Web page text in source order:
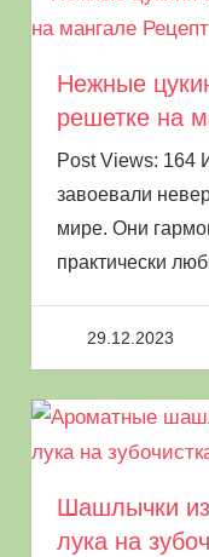
Нежные
решетке на
Post Views: 164
завоевали
мире. Они
практически
29.12.2023
Шашлычки
лука на